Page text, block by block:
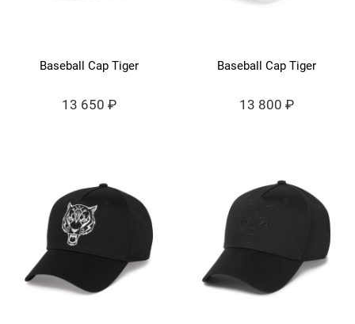
Baseball Cap Tiger
13 650 ₽
Baseball Cap Tiger
13 800 ₽